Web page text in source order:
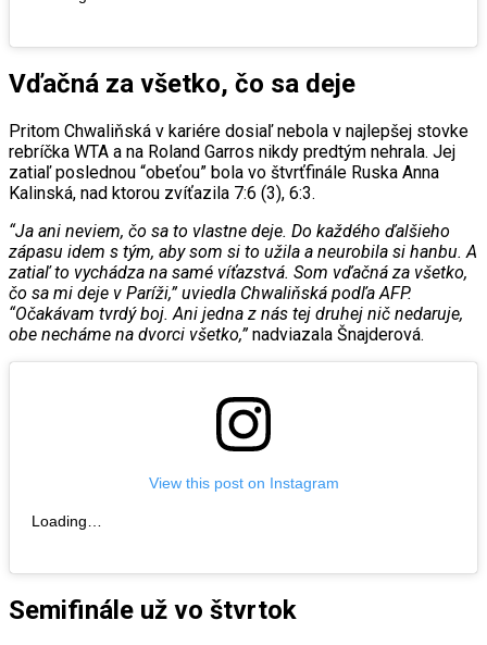
Vďačná za všetko, čo sa deje
Pritom Chwaliňská v kariére dosiaľ nebola v najlepšej stovke
rebríčka WTA a na Roland Garros nikdy predtým nehrala. Jej
zatiaľ poslednou “obeťou” bola vo štvrťfinále Ruska Anna
Kalinská, nad ktorou zvíťazila 7:6 (3), 6:3.
“Ja ani neviem, čo sa to vlastne deje. Do každého ďalšieho
zápasu idem s tým, aby som si to užila a neurobila si hanbu. A
zatiaľ to vychádza na samé víťazstvá. Som vďačná za všetko,
čo sa mi deje v Paríži,” uviedla Chwaliňská podľa AFP.
“Očakávam tvrdý boj. Ani jedna z nás tej druhej nič nedaruje,
obe necháme na dvorci všetko,”nadviazala Šnajderová.
View this post on Instagram
Loading…
Semifinále už vo štvrtok